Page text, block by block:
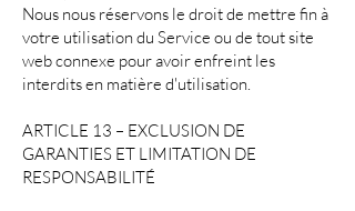
Nous nous réservons le droit de mettre fin à
votre utilisation du Service ou de tout site
web connexe pour avoir enfreint les
interdits en matière d'utilisation.
ARTICLE 13 – EXCLUSION DE
GARANTIES ET LIMITATION DE
RESPONSABILITÉ